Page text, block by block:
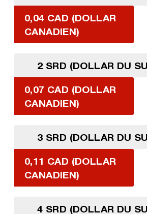
0,04 CAD (DOLLAR
CANADIEN)
2 SRD (DOLLAR DU
0,07 CAD (DOLLAR
CANADIEN)
3 SRD (DOLLAR DU
0,11 CAD (DOLLAR
CANADIEN)
4 SRD (DOLLAR DU